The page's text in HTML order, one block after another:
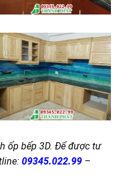
ốp bếp 3D. Để được tư
09345.022.99 –